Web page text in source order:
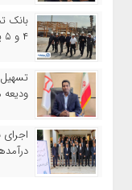
بانک
۴ و ۵ پارس جنوبی
اجرای